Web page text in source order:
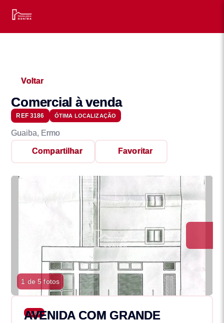
Voltar
Comercial à venda
REF 3186 ÓTIMA LOCALIZAÇÃO
Guaiba, Ermo
Compartilhar Favoritar
1 de 5 fotos
3186
AVENIDA COM GRANDE